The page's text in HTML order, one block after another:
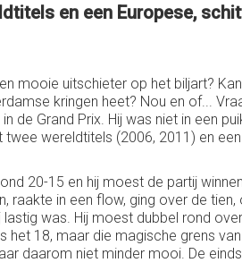
en een Europese,
mooie uitschieter op het biljart?
kringen heet? Nou en of...
Grand Prix. Hij was niet in een
wereldtitels (2006, 2011) en
20-15 en hij moest de partij
in een flow, ging over de
was. Hij moest dubbel rond
18, maar die magische grens
daarom niet minder mooi. De